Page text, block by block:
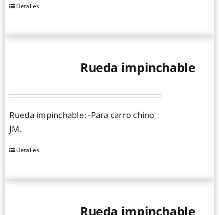
en
página
Detalles
Rueda impinchable
Rueda impinchable: -Para carro chino
JM.
Detalles
Rueda impinchable